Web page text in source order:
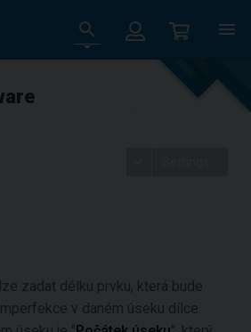
zadat délku prvku, která bude
v daném úseku dílce.